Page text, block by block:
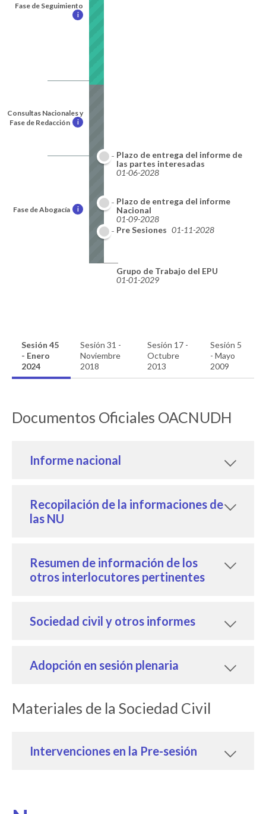
Fase de Seguimiento
i
Consultas Nacionales y
Fase de Redacción
i
Fase de Abogacía i
Plazo de entrega del informe de
las partes interesadas
01-06-2028
Plazo de entrega del informe
Nacional
01-09-2028
Pre Sesiones 01-11-2028
Grupo de Trabajo del EPU
01-01-2029
Sesión 45
- Enero
2024
Sesión 31 -
Noviembre
2018
Sesión 17 -
Octubre
2013
Sesión 5
- Mayo
2009
Documentos Oficiales OACNUDH
Informe nacional
Recopilación de la informaciones de
las NU
Resumen de información de los
otros interlocutores pertinentes
Sociedad civil y otros informes
Adopción en sesión plenaria
Materiales de la Sociedad Civil
Intervenciones en la Pre-sesión